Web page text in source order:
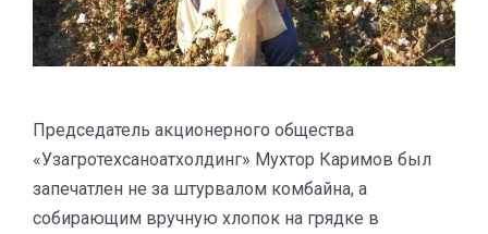
Председатель акционерного общества
«Узагротехсаноатхолдинг» Мухтор Каримов был
запечатлен не за штурвалом комбайна, а
собирающим вручную хлопок на грядке в